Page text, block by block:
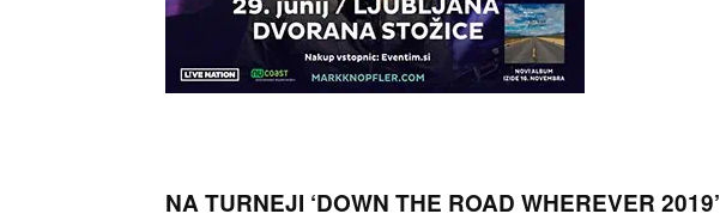
NA TURNEJI ‘DOWN THE ROAD WHEREVER 2019’